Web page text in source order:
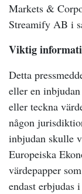
Markets &
Streamify AB i
Viktig
Detta
eller en
eller teckna
någon
inbjudan skulle
Europeiska
värdepapper
endast erbjudas